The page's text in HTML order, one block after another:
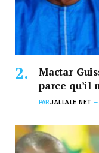
Mactar
parce qu’il
PARJALLALE.NET